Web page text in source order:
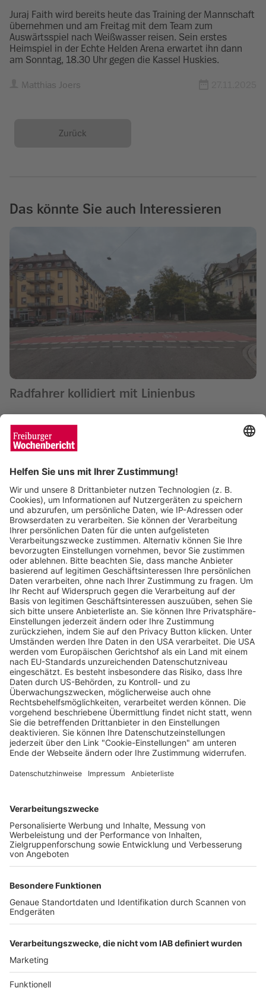
Juraj Faith wird bereits heute das Training der Mannschaft
übernehmen und am Freitag mit dem Team zum
Auswärtsspiel nach Weißwasser reisen. Sein erstes
Heimspiel in der Echte Helden Arena erwartet ihn dann
am Sonntag, 18.30 Uhr gegen die Kassel Huskies.
Matthias Joers
Zurück
Das könnte Sie auch Interessieren
Radfahrer kollidiert mit Linienbus
Acht Kandidierende wollen
Oberbürgermeister in Freiburg werden
Wochenbericht 21.01.2026
Freiburger Wochenbericht
Der Wochenbericht
wurde zum 31. Juli 2026
eingestellt.
News